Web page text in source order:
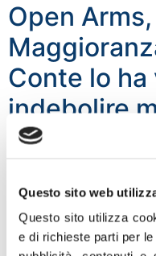
Questo sito web
Questo sito utilizza
e di richieste parti per
Open
Conte lo ha
indebolire
fatto sotto
Madama di dare il via
autorizzazione a
caso Open Arms,